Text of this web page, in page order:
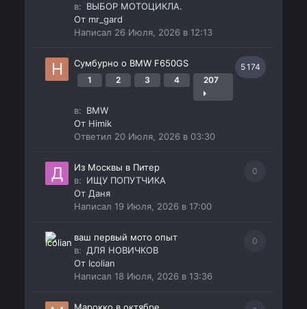
в: ВЫБОР МОТОЦИКЛА.
От mr_gard
Написал 26 Июля, 2026 в 12:13
5 174
Сумбурно о BMW F650GS
1 2 3 4 207
в: BMW
От Himik
Ответил 20 Июля, 2026 в 03:30
0
Из Москвы в Питер
в: ИЩУ ПОПУТЧИКА
ОтДаня
Написал19 Июля, 2026 в 17:00
0
ваш первый мото опыт
в: ДЛЯ НОВИЧКОВ
От Icolian
Написал18 Июля, 2026 в 13:36